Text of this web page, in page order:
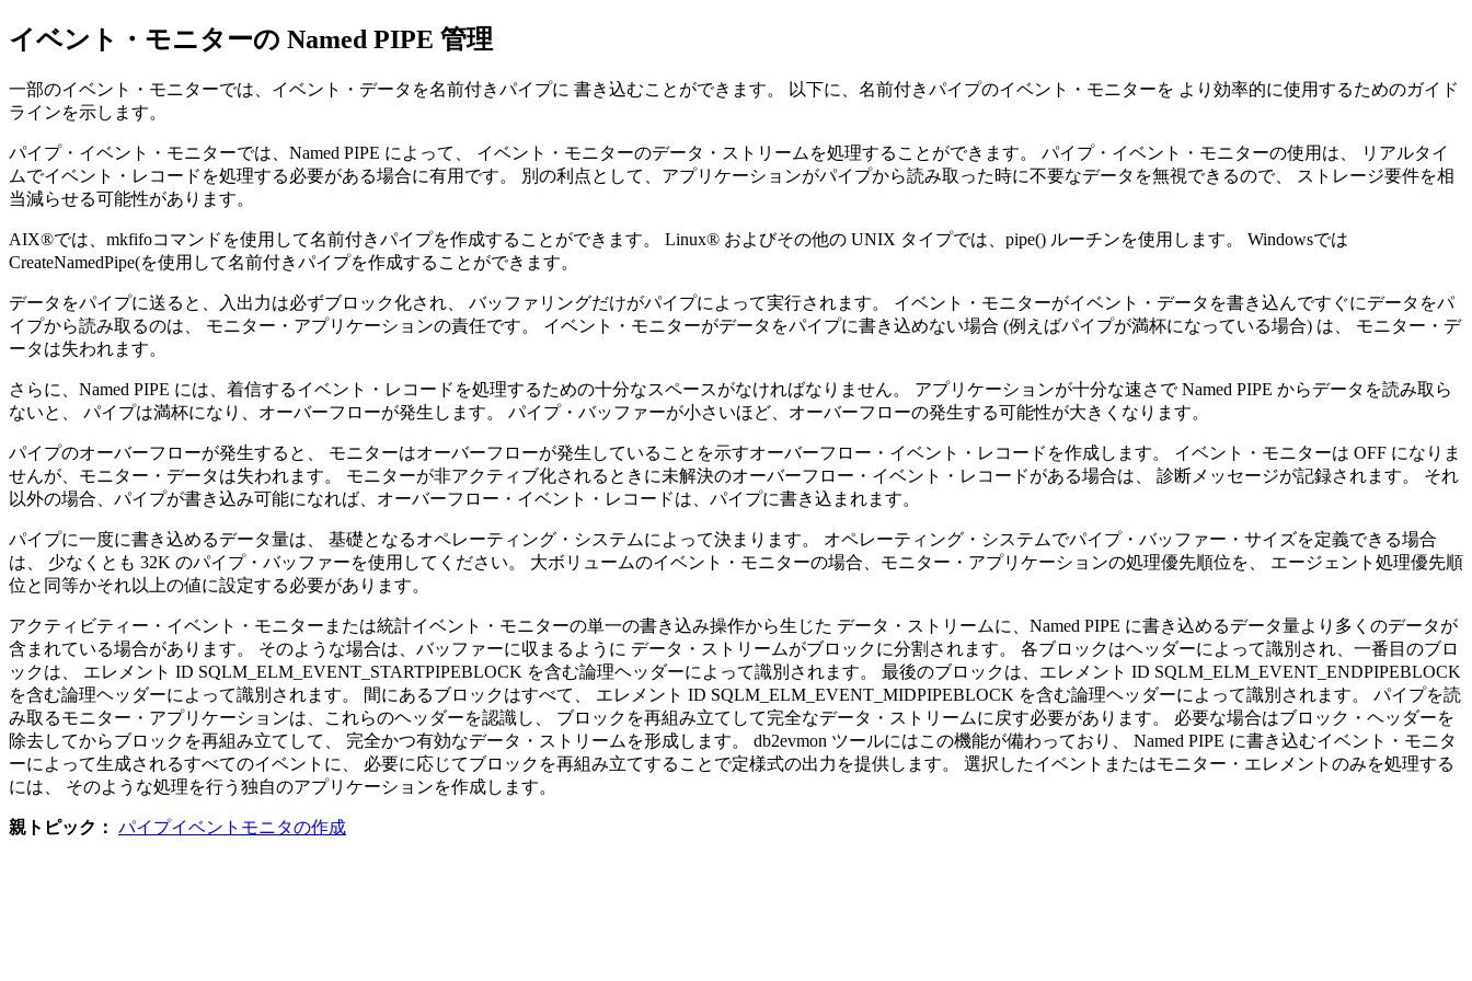
イベント・モニターの Named PIPE 管理
一部のイベント・モニターでは、イベント・データを名前付きパイプに 書き込むことができます。 以下に、名前付きパイプのイベント・モニターを より効率的に使用するためのガイド
ラインを示します。
パイプ・イベント・モニターでは、Named PIPE によって、 イベント・モニターのデータ・ストリームを処理することができます。 パイプ・イベント・モニターの使用は、 リアルタイ
ムでイベント・レコードを処理する必要がある場合に有用です。 別の利点として、アプリケーションがパイプから読み取った時に不要なデータを無視できるので、 ストレージ要件を相
当減らせる可能性があります。
AIX®では、mkfifoコマンドを使用して名前付きパイプを作成することができます。 Linux® およびその他の UNIX タイプでは、pipe() ルーチンを使用します。 Windowsでは
CreateNamedPipe(を使用して名前付きパイプを作成することができます。
データをパイプに送ると、入出力は必ずブロック化され、 バッファリングだけがパイプによって実行されます。 イベント・モニターがイベント・データを書き込んですぐにデータをパ
イプから読み取るのは、 モニター・アプリケーションの責任です。 イベント・モニターがデータをパイプに書き込めない場合 (例えばパイプが満杯になっている場合) は、 モニター・デ
ータは失われます。
さらに、Named PIPE には、着信するイベント・レコードを処理するための十分なスペースがなければなりません。 アプリケーションが十分な速さで Named PIPE からデータを読み取ら
ないと、 パイプは満杯になり、オーバーフローが発生します。 パイプ・バッファーが小さいほど、オーバーフローの発生する可能性が大きくなります。
パイプのオーバーフローが発生すると、 モニターはオーバーフローが発生していることを示すオーバーフロー・イベント・レコードを作成します。 イベント・モニターは OFF になりま
せんが、モニター・データは失われます。 モニターが非アクティブ化されるときに未解決のオーバーフロー・イベント・レコードがある場合は、 診断メッセージが記録されます。 それ
以外の場合、パイプが書き込み可能になれば、オーバーフロー・イベント・レコードは、パイプに書き込まれます。
パイプに一度に書き込めるデータ量は、 基礎となるオペレーティング・システムによって決まります。 オペレーティング・システムでパイプ・バッファー・サイズを定義できる場合
は、 少なくとも 32K のパイプ・バッファーを使用してください。 大ボリュームのイベント・モニターの場合、モニター・アプリケーションの処理優先順位を、 エージェント処理優先順
位と同等かそれ以上の値に設定する必要があります。
アクティビティー・イベント・モニターまたは統計イベント・モニターの単一の書き込み操作から生じた データ・ストリームに、Named PIPE に書き込めるデータ量より多くのデータが
含まれている場合があります。 そのような場合は、バッファーに収まるように データ・ストリームがブロックに分割されます。 各ブロックはヘッダーによって識別され、一番目のブロ
ックは、 エレメント ID SQLM_ELM_EVENT_STARTPIPEBLOCK を含む論理ヘッダーによって識別されます。 最後のブロックは、エレメント ID SQLM_ELM_EVENT_ENDPIPEBLOCK
を含む論理ヘッダーによって識別されます。 間にあるブロックはすべて、 エレメント ID SQLM_ELM_EVENT_MIDPIPEBLOCK を含む論理ヘッダーによって識別されます。 パイプを読
み取るモニター・アプリケーションは、これらのヘッダーを認識し、 ブロックを再組み立てして完全なデータ・ストリームに戻す必要があります。 必要な場合はブロック・ヘッダーを
除去してからブロックを再組み立てして、 完全かつ有効なデータ・ストリームを形成します。 db2evmon ツールにはこの機能が備わっており、 Named PIPE に書き込むイベント・モニタ
ーによって生成されるすべてのイベントに、 必要に応じてブロックを再組み立てすることで定様式の出力を提供します。 選択したイベントまたはモニター・エレメントのみを処理する
には、 そのような処理を行う独自のアプリケーションを作成します。
親トピック： パイプイベントモニタの作成